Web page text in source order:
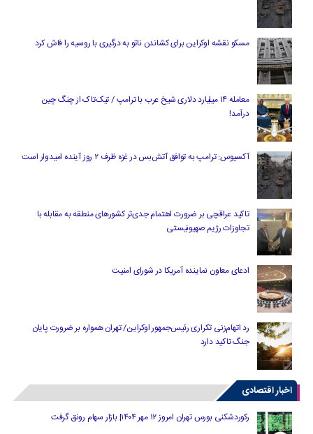
مسکو نقشه اوکراین برای کشاندن ناتو به درگیری با روسیه را فاش کرد
معامله ۱۴ میلیارد دلاری شیخ عرب با ترامپ / تیک‌تاک از چنگ چین
درآمد!
آکسیوس: ترامپ به توافق آتش‌بس در غزه ظرف ۲ روز آینده امیدوار است
تاکید عراقچی بر ضرورت اهتمام جدی‌تر کشورهای منطقه به مقابله با
تجاوزات رژیم صهیونیستی
ادعای معاون نماینده آمریکا در شورای امنیت
رد اتهام‌زنی تکراری رئیس‌جمهور اوکراین/ تهران همواره بر ضرورت پایان
جنگ تاکید دارد
اخبار اقتصادی
رکوردشکنی بورس تهران امروز ۱۲ مهر ۱۴۰۴| بازار سهام رونق گرفت